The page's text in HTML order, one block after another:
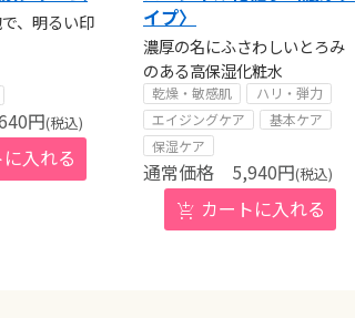
、明るい印
円(税込)
イプ〉
濃厚の名にふさわしいとろみ
のある高保湿化粧水
乾燥・敏感肌
ハリ・弾力
エイジングケア
基本ケア
保湿ケア
5,940円(税込)